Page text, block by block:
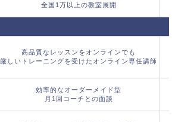
全国1万以上の教室展開
高品質なレッスンをオンラインでも
厳しいトレーニングを受けたオンライン専任講師
効率的なオーダーメイド型
月1回コーチとの面談